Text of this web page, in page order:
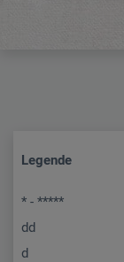
Legende
* - *****
dd
d